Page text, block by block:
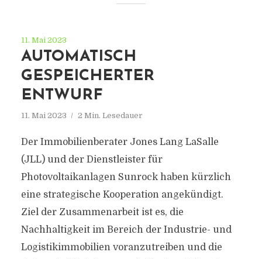
11. Mai 2023
AUTOMATISCH
GESPEICHERTER
ENTWURF
11. Mai 2023 2 Min. Lesedauer
Der Immobilienberater Jones Lang LaSalle
(JLL) und der Dienstleister für
Photovoltaikanlagen Sunrock haben kürzlich
eine strategische Kooperation angekündigt.
Ziel der Zusammenarbeit ist es, die
Nachhaltigkeit im Bereich der Industrie- und
Logistikimmobilien voranzutreiben und die